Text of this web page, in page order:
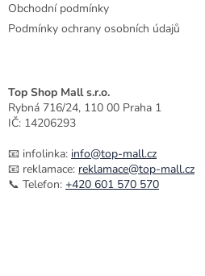
Obchodní podmínky
Podmínky ochrany osobních údajů
Top Shop Mall s.r.o.
Rybná 716/24, 110 00 Praha 1
IČ: 14206293
📧 infolinka: info@top-mall.cz
📧 reklamace: reklamace@top-mall.cz
📞 Telefon: +420 601 570 570